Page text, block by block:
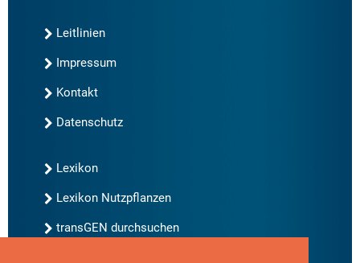
Leitlinien
Impressum
Kontakt
Datenschutz
Lexikon
Lexikon Nutzpflanzen
transGEN durchsuchen